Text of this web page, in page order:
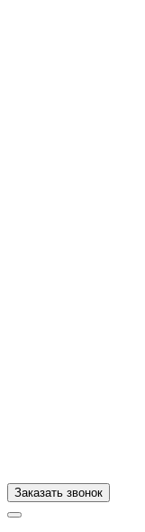
Заказать звонок